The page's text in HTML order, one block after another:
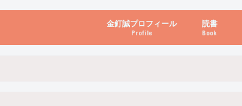
金釘誠プロフィール
Profile
読書
Book